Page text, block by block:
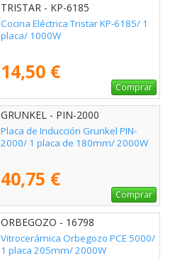
TRISTAR - KP-6185
Cocina Eléctrica Tristar KP-6185/ 1
placa/ 1000W
14,50 €
Comprar
GRUNKEL - PIN-2000
Placa de Inducción Grunkel PIN-
2000/ 1 placa de 180mm/ 2000W
40,75 €
Comprar
ORBEGOZO - 16798
Vitrocerámica Orbegozo PCE 5000/
1 placa 205mm/ 2000W